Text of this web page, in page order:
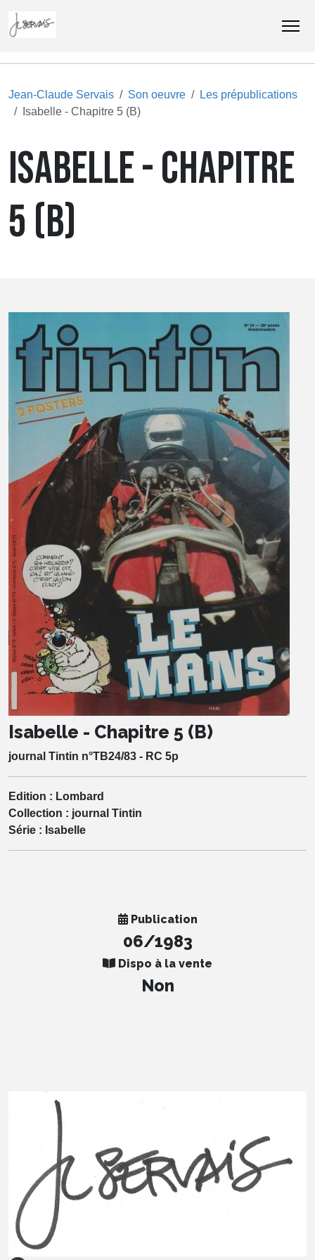
Jean-Claude Servais Son oeuvre
Les prépublications
Isabelle - Chapitre 5 (B)
ISABELLE - CHAPITRE
5 (B)
Isabelle - Chapitre 5 (B)
journal Tintin n°TB24/83 - RC 5p
Edition : Lombard
Collection : journal Tintin
Série : Isabelle
Publication
06/1983
Dispo à la vente
Non